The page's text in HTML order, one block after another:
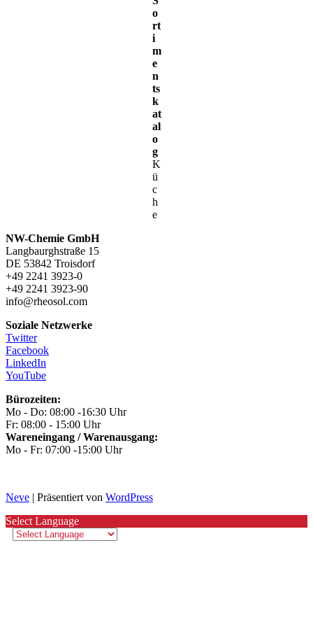
o
rt
i
m
e
n
ts
k
at
al
o
g
K
ü
c
h
e
NW-Chemie GmbH
Langbaurghstraße 15
DE 53842 Troisdorf
+49 2241 3923-0
+49 2241 3923-90
info@rheosol.com
Soziale Netzwerke
Twitter
Facebook
LinkedIn
YouTube
Bürozeiten:
Mo - Do: 08:00 -16:30 Uhr
Fr: 08:00 - 15:00 Uhr
Wareneingang / Warenausgang:
Mo - Fr: 07:00 -15:00 Uhr
Neve | Präsentiert von WordPress
Select Language